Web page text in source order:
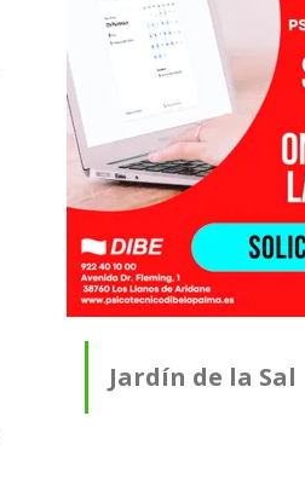
Jardín de la Sal